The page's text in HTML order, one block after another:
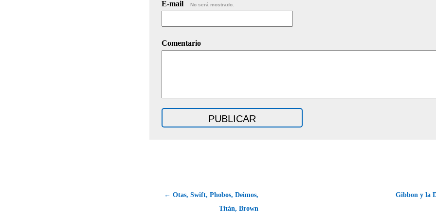
E-mail No será mostrado.
Comentario
← Otas, Swift, Phobos, Deimos,
Titán, Brown
Gibbon y la